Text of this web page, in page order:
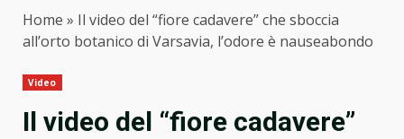
Home » Il video del “fiore cadavere” che sboccia
all’orto botanico di Varsavia, l’odore è nauseabondo
Video
Il video del “fiore cadavere”